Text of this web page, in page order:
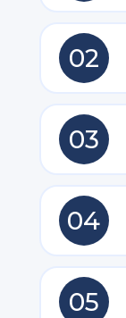
02
03
04
05